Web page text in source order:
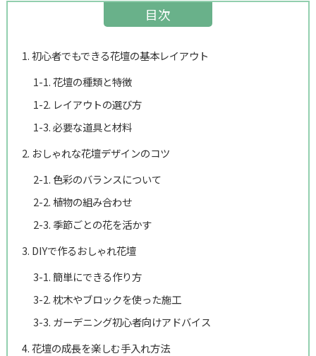
目次
1. 初心者でもできる花壇の基本レイアウト
1-1. 花壇の種類と特徴
1-2. レイアウトの選び方
1-3. 必要な道具と材料
2. おしゃれな花壇デザインのコツ
2-1. 色彩のバランスについて
2-2. 植物の組み合わせ
2-3. 季節ごとの花を活かす
3. DIYで作るおしゃれ花壇
3-1. 簡単にできる作り方
3-2. 枕木やブロックを使った施工
3-3. ガーデニング初心者向けアドバイス
4. 花壇の成長を楽しむ手入れ方法